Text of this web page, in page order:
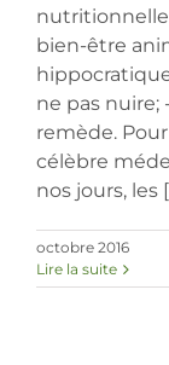
bien-être
ne pas
remède.
célèbre
nos jours, les
octobre 2016
Lire la suite